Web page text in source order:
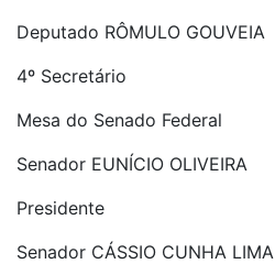
Deputado RÔMULO GOUVEIA
4º Secretário
Mesa do Senado Federal
Senador EUNÍCIO OLIVEIRA
Presidente
Senador CÁSSIO CUNHA LIMA